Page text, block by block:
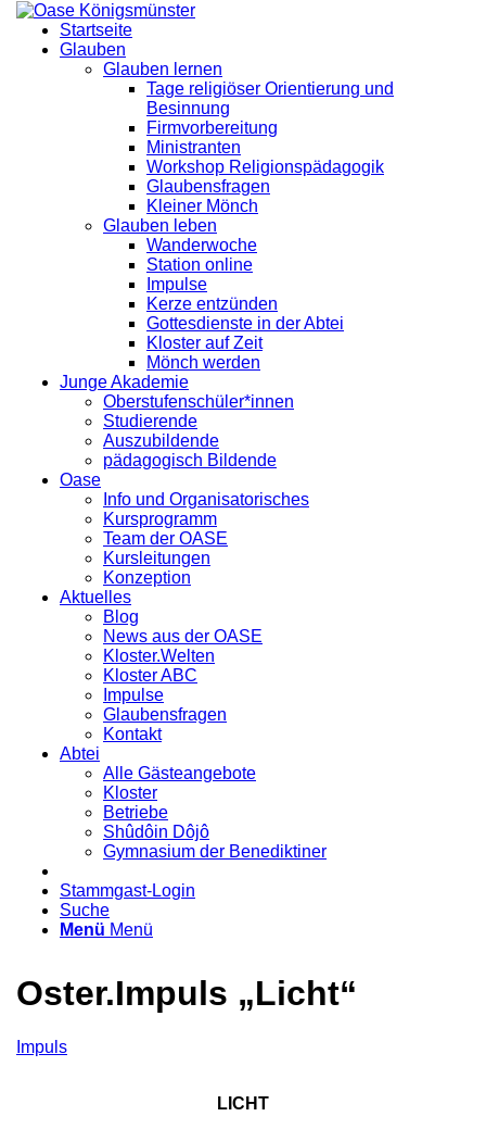
Startseite
Glauben
Glauben lernen
Tage religiöser Orientierung und
Besinnung
Firmvorbereitung
Ministranten
Workshop Religionspädagogik
Glaubensfragen
Kleiner Mönch
Glauben leben
Wanderwoche
Station online
Impulse
Kerze entzünden
Gottesdienste in der Abtei
Kloster auf Zeit
Mönch werden
Junge Akademie
Oberstufenschüler*innen
Studierende
Auszubildende
pädagogisch Bildende
Oase
Info und Organisatorisches
Kursprogramm
Team der OASE
Kursleitungen
Konzeption
Aktuelles
Blog
News aus der OASE
Kloster.Welten
Kloster ABC
Impulse
Glaubensfragen
Kontakt
Abtei
Alle Gästeangebote
Kloster
Betriebe
Shûdôin Dôjô
Gymnasium der Benediktiner
Stammgast-Login
Suche
Menü Menü
Oster.Impuls „Licht“
Impuls
LICHT